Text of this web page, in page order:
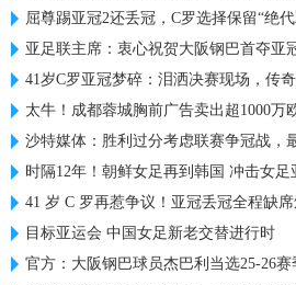
屈尊踢亚冠2还丢冠，C罗选择保留“绝
亚足联主席：衷心祝贺大阪钢巴首夺亚
41岁C罗亚冠梦碎：泪洒决赛现场，传
太牛！成都蓉城胸前广告卖出超1000万
沙特媒体：胜利过分考虑联赛争冠战，
时隔12年！朝鲜女足再到韩国 冲击女足
41 岁 C 罗再惹争议！亚冠丢冠全程缺
目标亚运会 中国女足新老交替进行时
官方：大阪钢巴球员杰巴利当选25-26